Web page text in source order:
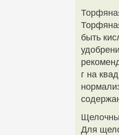
быть
г на
Для